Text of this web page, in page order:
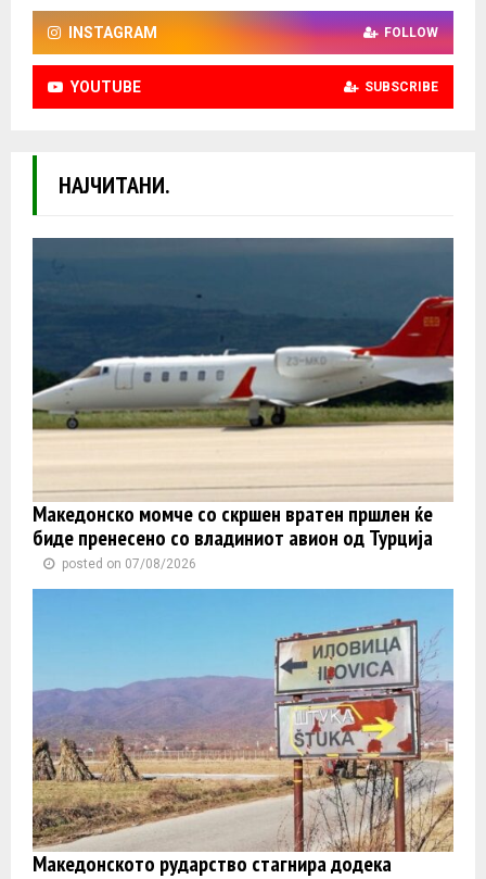
INSTAGRAM FOLLOW
YOUTUBE SUBSCRIBE
НАЈЧИТАНИ.
Македонско момче со скршен вратен пршлен ќе
биде пренесено со владиниот авион од Турција
posted on 07/08/2026
Македонското рударство стагнира додека